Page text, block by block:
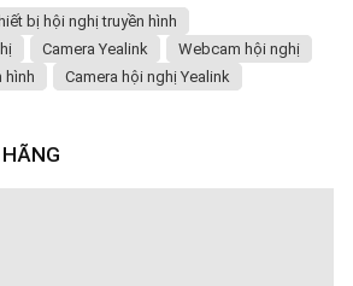
bị hội nghị truyền hình
Camera Yealink
Webcam hội nghị
hình
Camera hội nghị Yealink